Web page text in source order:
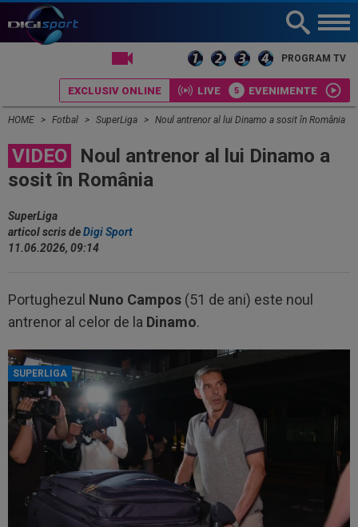
PROGRAM TV
EXCLUSIV ONLINE LIVE EVENIMENTE
HOME Fotbal SuperLiga Noul antrenor al lui Dinamo a sosit în România
VIDEO
Noul antrenor al lui Dinamo a
sosit în România
SuperLiga
articol scris deDigi Sport
11.06.2026, 09:14
Portughezul Nuno Campos (51 de ani) este noul
antrenor al celor de la Dinamo.
SUPERLIGA